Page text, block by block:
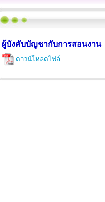
ผู้บังคับบัญชากับการสอนงาน
ดาวน์โหลดไฟล์